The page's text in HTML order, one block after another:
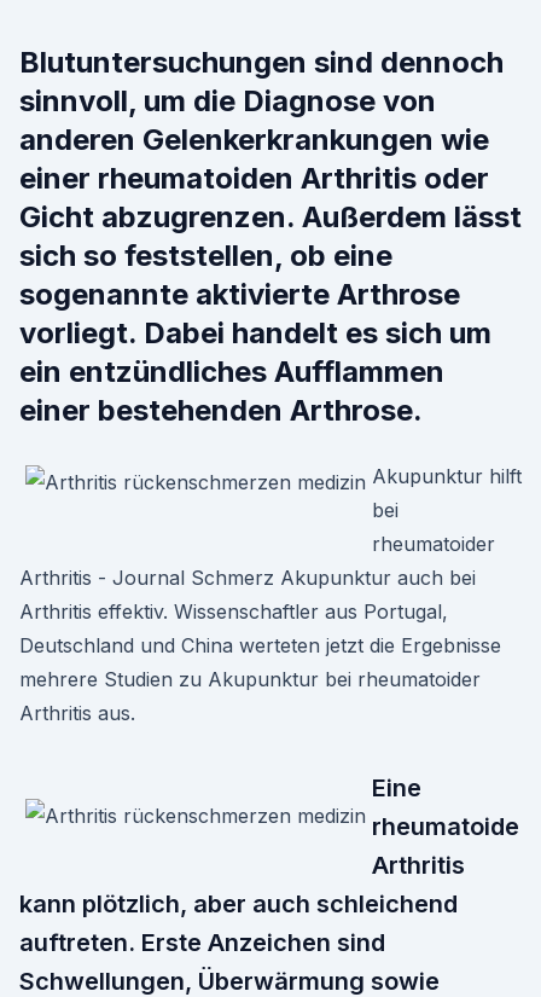
Blutuntersuchungen sind dennoch
sinnvoll, um die Diagnose von
anderen Gelenkerkrankungen wie
einer rheumatoiden Arthritis oder
Gicht abzugrenzen. Außerdem lässt
sich so feststellen, ob eine
sogenannte aktivierte Arthrose
vorliegt. Dabei handelt es sich um
ein entzündliches Aufflammen
einer bestehenden Arthrose.
Akupunktur hilft
bei
rheumatoider
Arthritis - Journal Schmerz Akupunktur auch bei
Arthritis effektiv. Wissenschaftler aus Portugal,
Deutschland und China werteten jetzt die Ergebnisse
mehrere Studien zu Akupunktur bei rheumatoider
Arthritis aus.
Eine
rheumatoide
Arthritis
kann plötzlich, aber auch schleichend
auftreten. Erste Anzeichen sind
Schwellungen, Überwärmung sowie